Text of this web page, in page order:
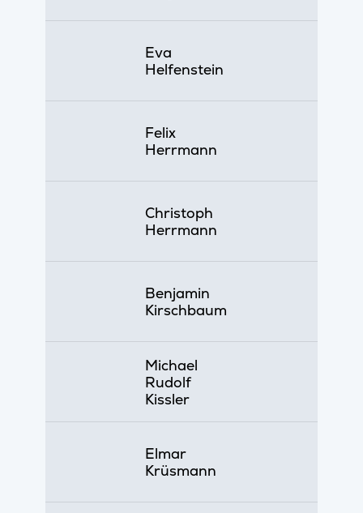
Eva
Helfenstein
Felix
Herrmann
Christoph
Herrmann
Benjamin
Kirschbaum
Michael
Rudolf
Kissler
Elmar
Krüsmann